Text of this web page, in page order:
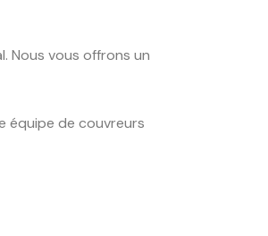
Nous vous offrons un
équipe de couvreurs